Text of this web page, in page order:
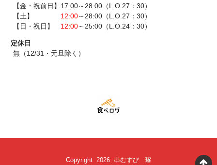
【金・祝前日】17:00～28:00（L.O.27：30）
【土】 12:00～28:00（L.O.27：30）
【日・祝日】 12:00～25:00（L.O.24：30）
定休日
無（12/31・元旦除く）
Copyright 2026 串むすび 琢